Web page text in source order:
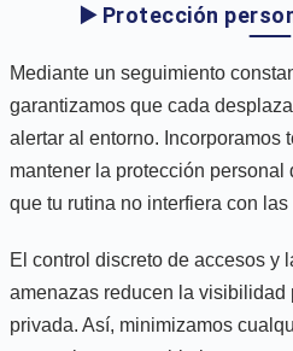
▶️ Protección
Mediante un seguimiento
garantizamos que cada
alertar al entorno. Incorporamos
mantener la protección
que tu rutina no interfiera con
El control discreto de accesos y
amenazas reducen la visibilidad
privada. Así, minimizamos